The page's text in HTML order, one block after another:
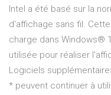
Intel a été basé sur la
d'affichage sans fil.
charge dans Windows®
utilisée pour réaliser
Logiciels
* peuvent continuer à